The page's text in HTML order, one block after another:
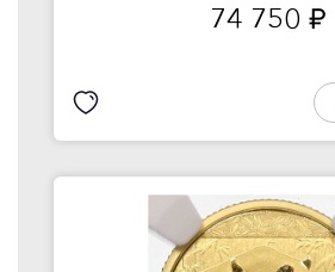
74 750 руб.